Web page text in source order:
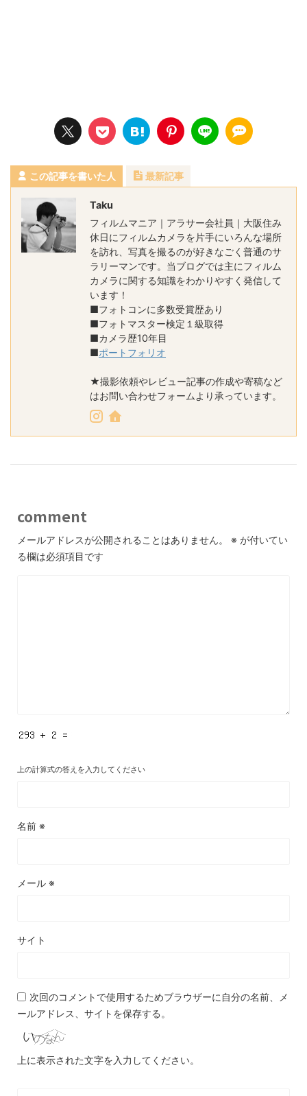
この記事を書いた人 最新記事
Taku
フィルムマニア｜アラサー会社員｜大阪住み
休日にフィルムカメラを片手にいろんな場所
を訪れ、写真を撮るのが好きなごく普通のサ
ラリーマンです。当ブログでは主にフィルム
カメラに関する知識をわかりやすく発信して
います！
■フォトコンに多数受賞歴あり
■フォトマスター検定１級取得
■カメラ歴10年目
■ポートフォリオ
★撮影依頼やレビュー記事の作成や寄稿など
はお問い合わせフォームより承っています。
comment
メールアドレスが公開されることはありません。 ※ が付いてい
る欄は必須項目です
上の計算式の答えを入力してください
名前 ※
メール ※
サイト
次回のコメントで使用するためブラウザーに自分の名前、メ
ールアドレス、サイトを保存する。
上に表示された文字を入力してください。